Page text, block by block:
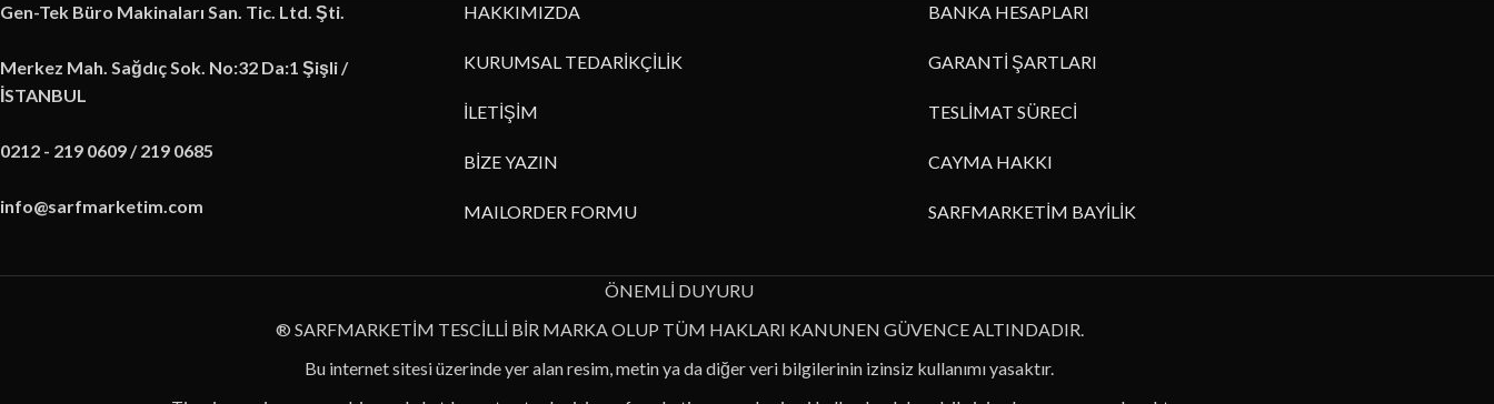
Gen-Tek Büro Makinaları San. Tic. Ltd. Şti.
Merkez Mah. Sağdıç Sok. No:32 Da:1 Şişli /
İSTANBUL
0212 - 219 0609 / 219 0685
info@sarfmarketim.com
HAKKIMIZDA
KURUMSAL TEDARİKÇİLİK
İLETİŞİM
BİZE YAZIN
MAILORDER FORMU
BANKA HESAPLARI
GARANTİ ŞARTLARI
TESLİMAT SÜRECİ
CAYMA HAKKI
SARFMARKETİM BAYİLİK
ÖNEMLİ DUYURU
® SARFMARKETİM TESCİLLİ BİR MARKA OLUP TÜM HAKLARI KANUNEN GÜVENCE ALTINDADIR.
Bu internet sitesi üzerinde yer alan resim, metin ya da diğer veri bilgilerinin izinsiz kullanımı yasaktır.